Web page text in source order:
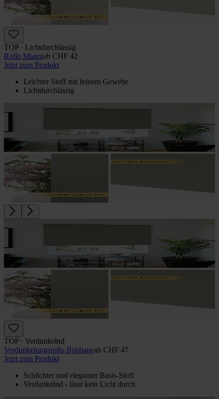
TOP · Lichtdurchlässig
Rollo Miamiab CHF 42
Jetzt zum Produkt
Leichter Stoff mit feinem Gewebe
Lichtdurchlässig
TOP · Verdunkelnd
Verdunkelungs­rollo Brisbaneab CHF 47
Jetzt zum Produkt
Schlichter und eleganter Basis-Stoff
Verdunkelnd - lässt kein Licht durch